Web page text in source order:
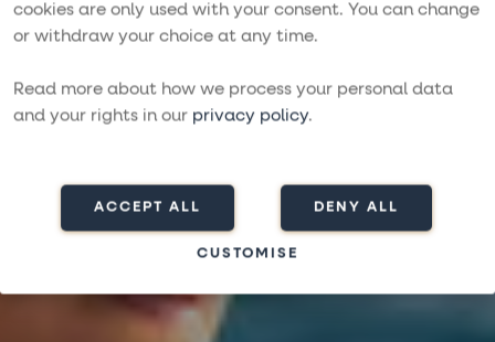
cookies are only used with your consent. You can change
or withdraw your choice at any time.
Read more about how we process your personal data
and your rights in our privacy policy.
ACCEPT ALL DENY ALL
CUSTOMISE
International
Multihull Show
LA GRANDE-MOTTE, 22.-26. APRIL 2026